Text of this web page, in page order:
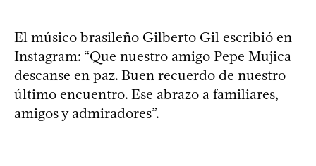
El músico brasileño Gilberto Gil escribió en
Instagram: “Que nuestro amigo Pepe Mujica
descanse en paz. Buen recuerdo de nuestro
último encuentro. Ese abrazo a familiares,
amigos y admiradores”.